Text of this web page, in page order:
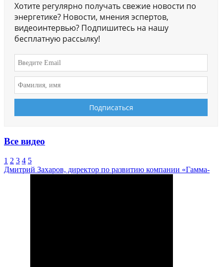
Хотите регулярно получать свежие новости по
энергетике? Новости, мнения эспертов,
видеоинтервью? Подпишитесь на нашу
бесплатную рассылку!
Все видео
1 2 3 4 5
Дмитрий Захаров, директор по развитию компании «Гамма-